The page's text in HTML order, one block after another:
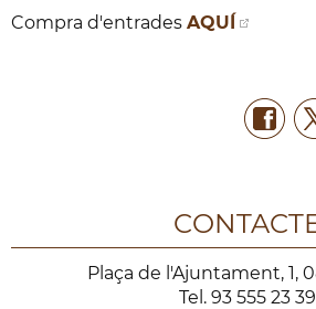
Compra d'entrades AQUÍ
Plaça de l'Ajuntament, 1,
Tel. 93 555 23 39